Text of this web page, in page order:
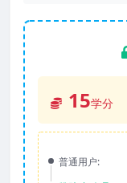
15学分
普通用户: